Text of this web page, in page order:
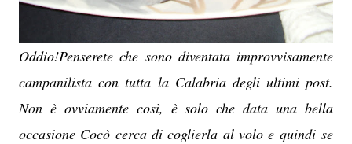
Oddio!Penserete che sono diventata improvvisamente
campanilista con tutta la Calabria degli ultimi post.
Non è ovviamente così, è solo che data una bella
occasione Cocò cerca di coglierla al volo e quindi se